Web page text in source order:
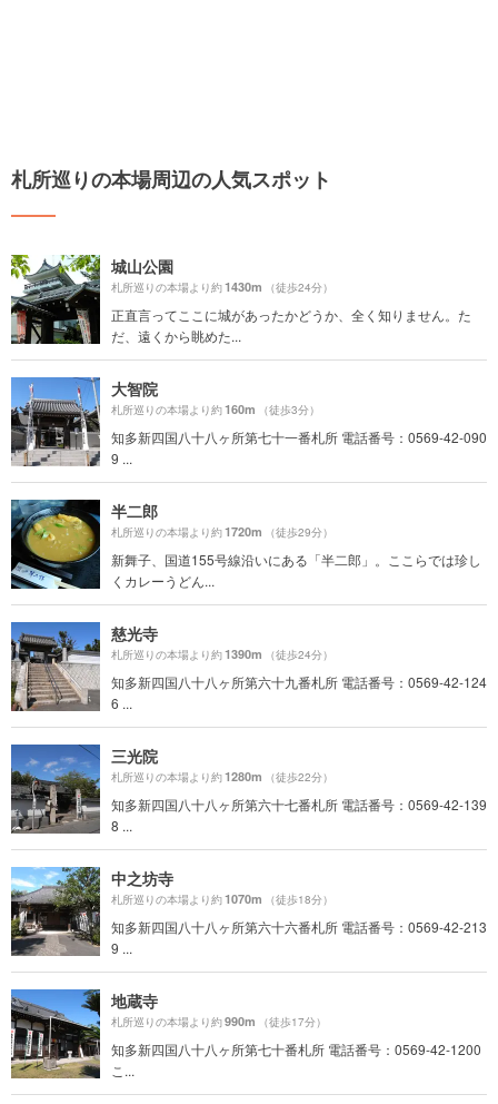
札所巡りの本場周辺の人気スポット
城山公園
札所巡りの本場より約1430m （徒歩24分）
正直言ってここに城があったかどうか、全く知りません。た
だ、遠くから眺めた...
大智院
札所巡りの本場より約160m （徒歩3分）
知多新四国八十八ヶ所第七十一番札所 電話番号：0569-42-090
9 ...
半二郎
札所巡りの本場より約1720m （徒歩29分）
新舞子、国道155号線沿いにある「半二郎」。ここらでは珍し
くカレーうどん...
慈光寺
札所巡りの本場より約1390m （徒歩24分）
知多新四国八十八ヶ所第六十九番札所 電話番号：0569-42-124
6 ...
三光院
札所巡りの本場より約1280m （徒歩22分）
知多新四国八十八ヶ所第六十七番札所 電話番号：0569-42-139
8 ...
中之坊寺
札所巡りの本場より約1070m （徒歩18分）
知多新四国八十八ヶ所第六十六番札所 電話番号：0569-42-213
9 ...
地蔵寺
札所巡りの本場より約990m （徒歩17分）
知多新四国八十八ヶ所第七十番札所 電話番号：0569-42-1200
こ...